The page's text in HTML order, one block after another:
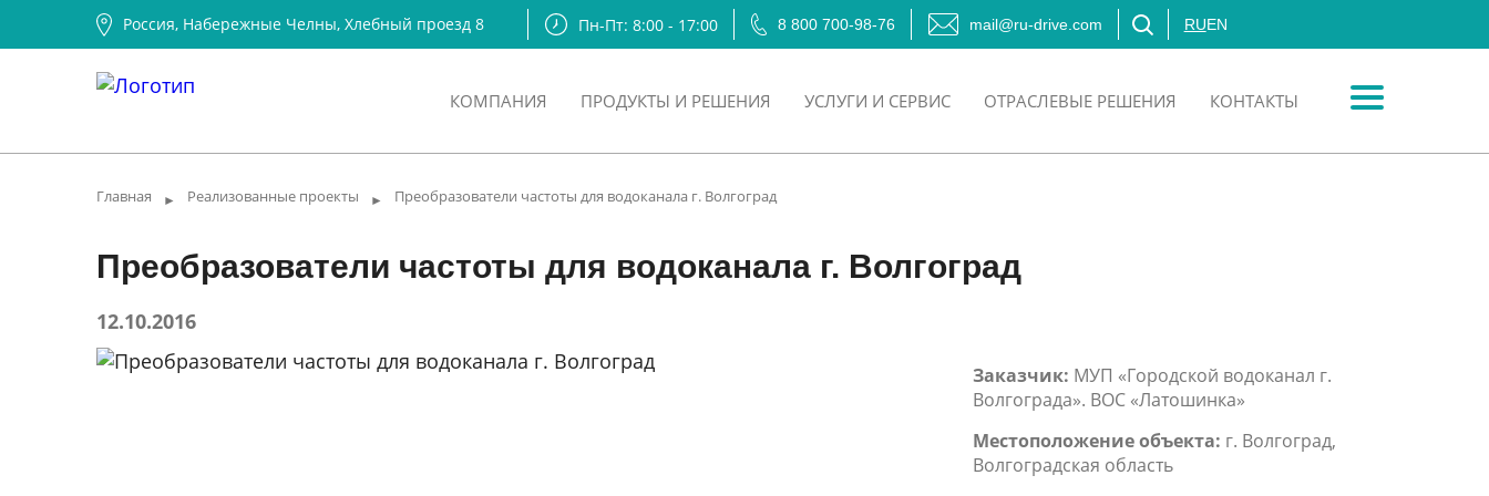
Россия, Набережные Челны, Хлебный проезд 8 Пн-Пт: 8:00 - 17:00 8 800 700-98-76 mail@ru-drive.com RUEN
КОМПАНИЯ ПРОДУКТЫ И РЕШЕНИЯ УСЛУГИ И СЕРВИС ОТРАСЛЕВЫЕ РЕШЕНИЯ КОНТАКТЫ
Главная ► Реализованные проекты ► Преобразователи частоты для водоканала г. Волгоград
Преобразователи частоты для водоканала г. Волгоград
12.10.2016
Заказчик: МУП «Городской водоканал г.
Волгограда». ВОС «Латошинка»
Местоположение объекта: г. Волгоград,
Волгоградская область